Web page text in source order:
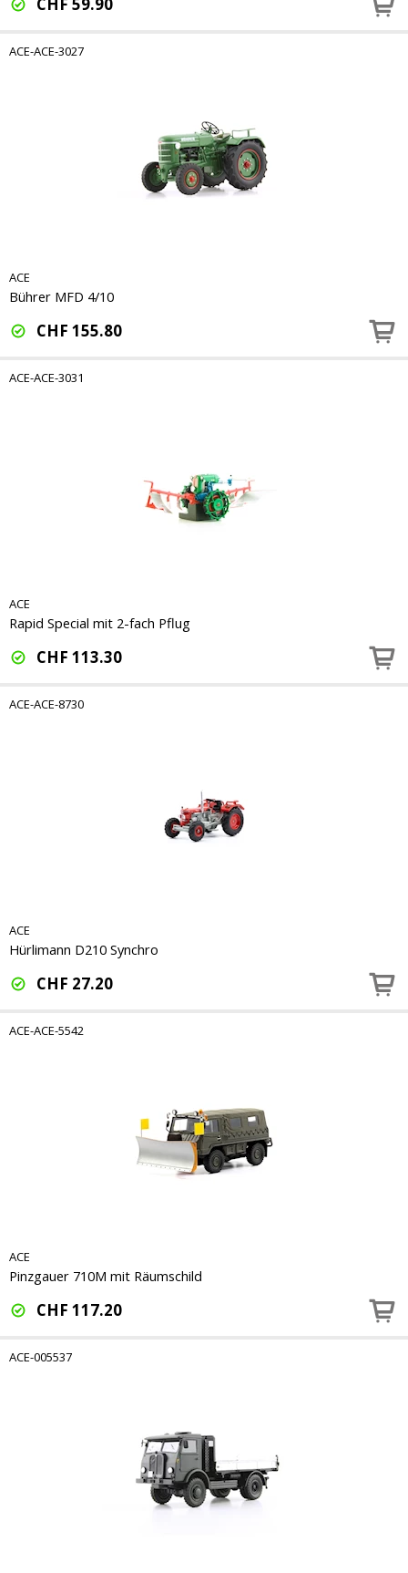
CHF 59.90
ACE-ACE-3027
ACE
Bührer MFD 4/10
CHF 155.80
ACE-ACE-3031
ACE
Rapid Special mit 2-fach Pflug
CHF 113.30
ACE-ACE-8730
ACE
Hürlimann D210 Synchro
CHF 27.20
ACE-ACE-5542
ACE
Pinzgauer 710M mit Räumschild
CHF 117.20
ACE-005537